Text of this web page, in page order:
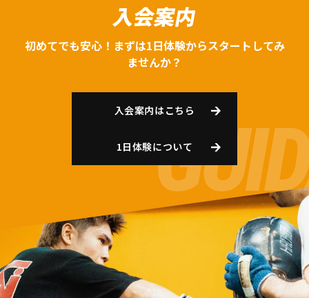
入会案内
初めてでも安心！まずは1日体験からスタートしてみ
ませんか？
入会案内はこちら
1日体験について